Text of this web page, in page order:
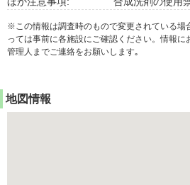
※この情報は調査時のもので変更されている場
っては事前に各施設にご確認ください。情報に
管理人までご連絡をお願いします｡
地図情報